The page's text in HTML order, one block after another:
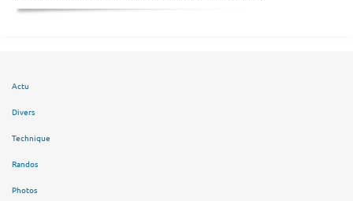
Actu
Divers
Technique
Randos
Photos